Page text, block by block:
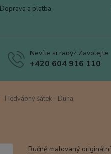
Doprava a platba
Nevíte si rady? Zavolejte.
+420 604 916 110
Hedvábný šátek - Duha
Ručně malovaný